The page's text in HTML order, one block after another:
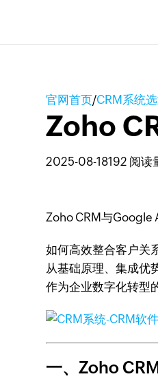
官网首页/CRM系统
Zoho
2025-08-18192 阅读
Zoho CRM与Google
如何高效整合客户关
从基础原理、集成优
作为企业数字化转型
一、Zoho